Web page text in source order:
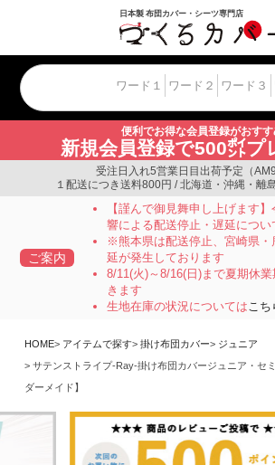
便利でお得な会員登録がおす
新規会員登録で500㌽プ
受注日入れ5営業日目出荷予定（AM9
１配送につき送料800円 / 北海道・沖縄・離
ご案内
【謹んで御見舞申し上げます
響による配送停止・遅延につい
※熊本県は配送停止、宮崎県・
延が発生しております
8/11(火)～8/16(日)まで夏期休
きます
生地在庫の状況についてはこち
HOME アイテムで探す 掛け布団カバー
ジュニア
サテンストライプ-Ray-掛け布団カバージュニア・セ
ダーメイド】